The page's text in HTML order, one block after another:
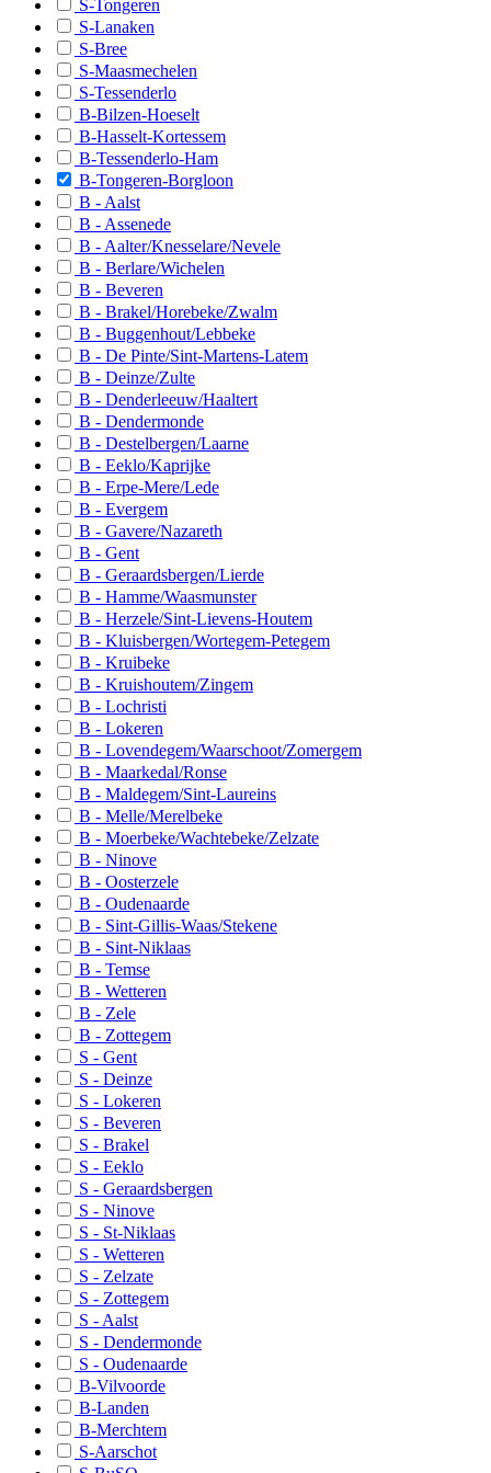
S-Lennik
S-Haacht-Rotselaar
S-Halle
S-Vilvoorde-Zaventem
S-Leuven
S-Londerzeel-Kapelle o/d Bos
S-Overijse-Tervuren
S-Tienen-Landen
S-
B-Aarschot
B-Asse
B-Beersel
B-Bierbeek
B-Kampenhout
B-Diest
B-Sint-Pieters-Leeuw
B-Zaventem
B-Herne
B-Tienen
B-Lennik
B-Liedekerke
B-Overijse
B-Tervuren
B-Zemst
B-Leuven
B-Herent
B-Haacht
B-Rotselaar
B-Dilbeek
B-Zoutleeuw
S-Algemeen
Basis Algemeen
S-Brussel
B-Brussel Zone 1
B-Brussel Zone 2
B-Brussel Zone 3
B-Wemmel
B-Avelgem
B-Heuvelland
B-Kortrijk Zuid
S-Tongeren
S-Lanaken
S-Bree
S-Maasmechelen
S-Tessenderlo
B-Bilzen-Hoeselt
B-Hasselt-Kortessem
B-Tessenderlo-Ham
B-Tongeren-Borgloon
B - Aalst
B - Assenede
B - Aalter/Knesselare/Nevele
B - Berlare/Wichelen
B - Beveren
B - Brakel/Horebeke/Zwalm
B - Buggenhout/Lebbeke
B - De Pinte/Sint-Martens-Latem
B - Deinze/Zulte
B - Denderleeuw/Haaltert
B - Dendermonde
B - Destelbergen/Laarne
B - Eeklo/Kaprijke
B - Erpe-Mere/Lede
B - Evergem
B - Gavere/Nazareth
B - Gent
B - Geraardsbergen/Lierde
B - Hamme/Waasmunster
B - Herzele/Sint-Lievens-Houtem
B - Kluisbergen/Wortegem-Petegem
B - Kruibeke
B - Kruishoutem/Zingem
B - Lochristi
B - Lokeren
B - Lovendegem/Waarschoot/Zomergem
B - Maarkedal/Ronse
B - Maldegem/Sint-Laureins
B - Melle/Merelbeke
B - Moerbeke/Wachtebeke/Zelzate
B - Ninove
B - Oosterzele
B - Oudenaarde
B - Sint-Gillis-Waas/Stekene
B - Sint-Niklaas
B - Temse
B - Wetteren
B - Zele
B - Zottegem
S - Gent
S - Deinze
S - Lokeren
S - Beveren
S - Brakel
S - Eeklo
S - Geraardsbergen
S - Ninove
S - St-Niklaas
S - Wetteren
S - Zelzate
S - Zottegem
S - Aalst
S - Dendermonde
S - Oudenaarde
B-Vilvoorde
B-Landen
B-Merchtem
S-Aarschot